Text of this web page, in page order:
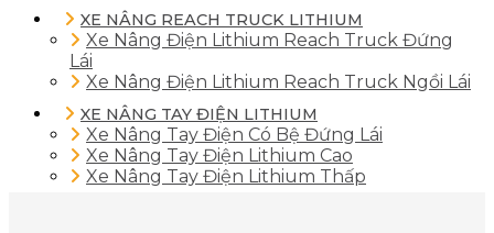
XE NÂNG REACH TRUCK LITHIUM
Xe Nâng Điện Lithium Reach Truck Đứng
Lái
Xe Nâng Điện Lithium Reach Truck Ngồi Lái
XE NÂNG TAY ĐIỆN LITHIUM
Xe Nâng Tay Điện Có Bệ Đứng Lái
Xe Nâng Tay Điện Lithium Cao
Xe Nâng Tay Điện Lithium Thấp